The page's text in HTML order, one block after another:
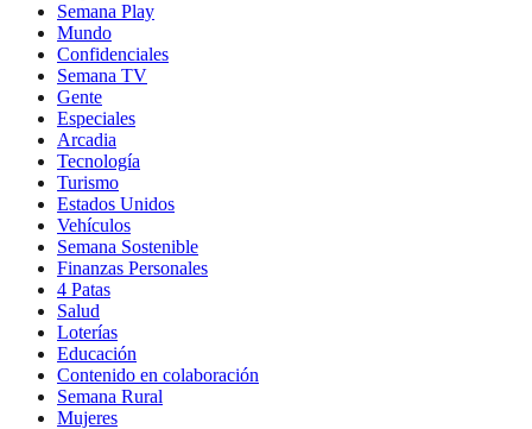
Semana Play
Mundo
Confidenciales
Semana TV
Gente
Especiales
Arcadia
Tecnología
Turismo
Estados Unidos
Vehículos
Semana Sostenible
Finanzas Personales
4 Patas
Salud
Loterías
Educación
Contenido en colaboración
Semana Rural
Mujeres